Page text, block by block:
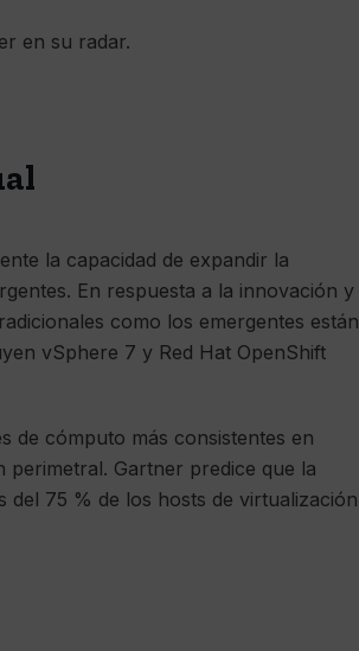
en su radar.
la capacidad de expandir la
En respuesta a la innovación y
como los emergentes están
vSphere 7 y Red Hat OpenShift
de cómputo más consistentes en
Gartner predice que la
del 75 % de los hosts de virtualización